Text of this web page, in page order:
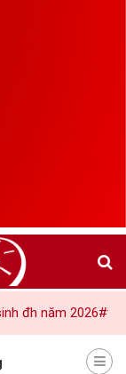
đh năm 2026